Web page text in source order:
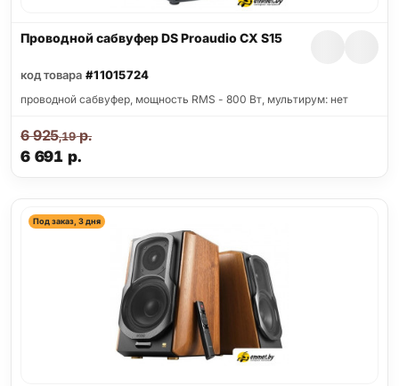
Проводной сабвуфер DS Proaudio CX S15
код товара #11015724
проводной сабвуфер, мощность RMS - 800 Вт, мультирум: нет
6 691 р.
6 925,19р.
Под заказ, 3 дня